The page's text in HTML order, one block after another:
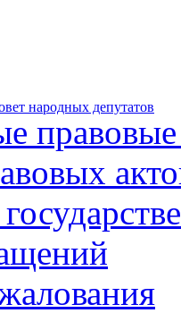
народных депутатов